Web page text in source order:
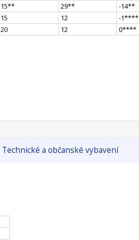
15** 29** -14**
15 12 -1****
20 12 0****
Technické a občanské vybavení